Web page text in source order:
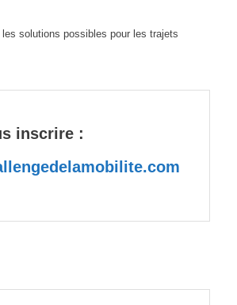
solutions possibles pour les trajets
inscrire :